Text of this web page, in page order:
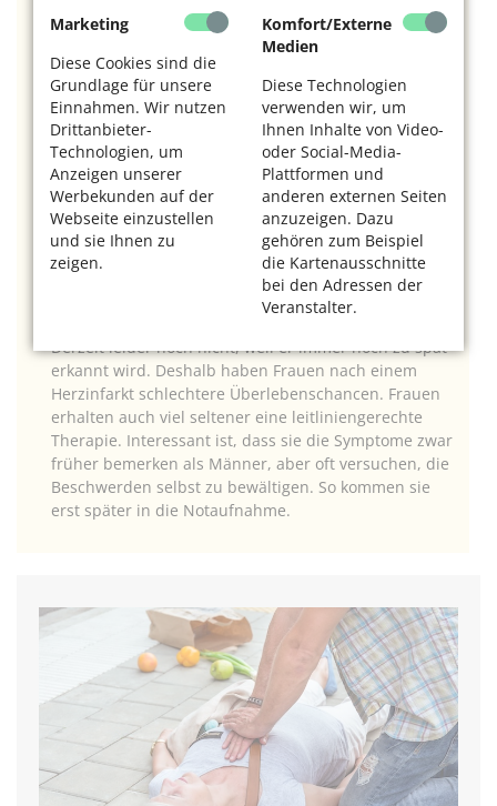
Marketing
Diese Cookies sind die
Grundlage für unsere
Einnahmen. Wir nutzen
Drittanbieter-
Technologien, um
Anzeigen unserer
Werbekunden auf der
Webseite einzustellen
und sie Ihnen zu
zeigen.
Komfort/Externe
Medien
Diese Technologien
verwenden wir, um
Ihnen Inhalte von Video-
oder Social-Media-
Plattformen und
anderen externen Seiten
anzuzeigen. Dazu
gehören zum Beispiel
die Kartenausschnitte
bei den Adressen der
Veranstalter.
größere Fülle von Symptomen, wie: „Ich fühle mich
schon den ganzen Tag nicht gut und bekomme nicht
mehr richtig Luft. Und es zieht in beiden Armen. Ich
habe Kieferschmerzen und irgendwie fühle ich mich,
als säße ein Elefant auf meiner Brust.“ Ich hatte zum
Beispiel einmal eine Patientin, die ich nach
Brustschmerzen fragte, und sie sagte: „Nein, nein.
Ich hatte nur ein Engegefühl.“ Doch medizinisch
gesehen ist beides dasselbe. Das Problem ist, bei
einem Herzinfarkt bleibt nicht viel Zeit, es muss
schnell gehen.
Wird der Herzinfarkt bei Frauen genauso schnell
behandelt wie bei Männern?
Derzeit leider noch nicht, weil er immer noch zu spät
erkannt wird. Deshalb haben Frauen nach einem
Herzinfarkt schlechtere Überlebenschancen. Frauen
erhalten auch viel seltener eine leitliniengerechte
Therapie. Interessant ist, dass sie die Symptome zwar
früher bemerken als Männer, aber oft versuchen, die
Beschwerden selbst zu bewältigen. So kommen sie
erst später in die Notaufnahme.